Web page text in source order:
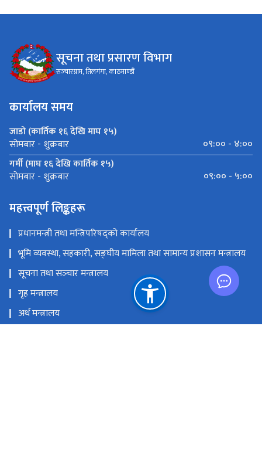
सूचना तथा प्रसारण विभाग
सञ्‍चारग्राम, तिलगंगा, काठमाण्डौं
कार्यालय समय
जाडो (कार्तिक १६ देखि माघ १५)
सोमबार - शुक्रबार
०९:०० - ४:००
गर्मी (माघ १६ देखि कार्तिक १५)
सोमबार - शुक्रबार ०९:०० - ५:००
महत्त्वपूर्ण लिङ्कहरू
प्रधानमन्त्री तथा मन्त्रिपरिषद्को कार्यालय
भूमि व्यवस्था, सहकारी, सङ्‍घीय मामिला तथा सामान्य प्रशासन मन्त्रालय
सूचना तथा सञ्‍चार मन्त्रालय
गृह मन्त्रालय
अर्थ मन्त्रालय